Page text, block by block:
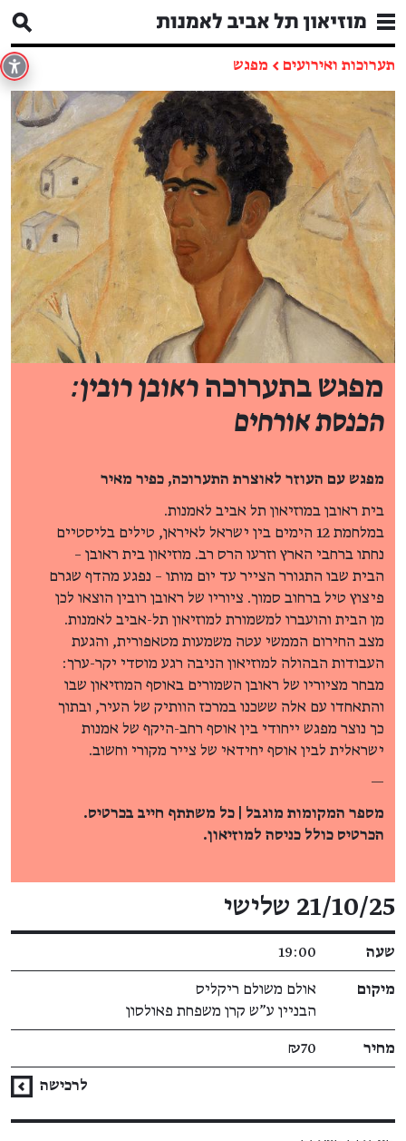
תערוכות ואירועים ← מפגש
מפגש בתערוכה ראובן רובין:
הכנסת אורחים
מפגש עם העוזר לאוצרת התערוכה, כפיר מאיר
בית ראובן במוזיאון תל אביב לאמנות.
במלחמת 12 הימים בין ישראל לאיראן, טילים בליסטיים
נחתו ברחבי הארץ וזרעו הרס רב. מוזיאון בית ראובן –
הבית שבו התגורר הצייר עד יום מותו – נפגע מהדף שגרם
פיצוץ טיל ברחוב סמוך. ציוריו של ראובן רובין הוצאו לכן
מן הבית והועברו למשמורת למוזיאון תל-אביב לאמנות.
מצב החירום הממשי עטה משמעות מטאפורית, והגעת
העבודות הבהולה למוזיאון הניבה רגע מוסדי יקר-ערך:
מבחר מציוריו של ראובן השמורים באוסף המוזיאון שבו
והתאחדו עם אלה ששכנו במרכז הוותיק של העיר, ובתוך
כך נוצר מפגש ייחודי בין אוסף רחב-היקף של אמנות
ישראלית לבין אוסף יחידאי של צייר מקורי וחשוב.
—
מספר המקומות מוגבל | כל משתתף חייב בכרטיס.
הכרטיס כולל כניסה למוזיאון.
פרטי האירוע
21/10/25 שלישי
שעה 19:00
מיקום
אולם משולם ריקליס
הבניין ע"ש קרן משפחת פאולסון
מחיר ₪70
לרכישה